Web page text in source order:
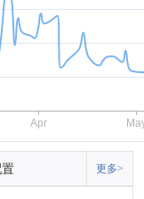
Apr
更多>